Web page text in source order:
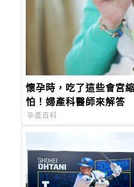
懷孕時，吃了這些會宮
怕！婦產科醫師來解答
孕產百科